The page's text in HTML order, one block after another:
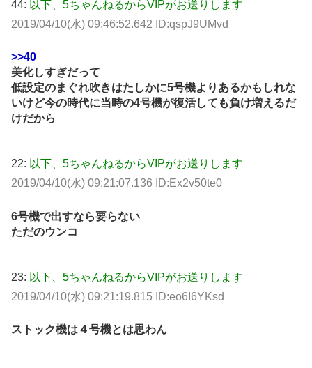
44: 以下、5ちゃんねるからVIPがお送りします
2019/04/10(水) 09:46:52.642 ID:qspJ9UMvd
>>40
美化しすぎだって
低設定のまぐれ吹きはたしかに5号機よりあるかもしれな
いけど今の時代に当時の4号機が復活しても負け増えるだ
けだから
22: 以下、5ちゃんねるからVIPがお送りします
2019/04/10(水) 09:21:07.136 ID:Ex2v50te0
6号機で出すなら要らない
ただのウンコ
23: 以下、5ちゃんねるからVIPがお送りします
2019/04/10(水) 09:21:19.815 ID:eo6I6YKsd
ストック機は４号機とは思わん